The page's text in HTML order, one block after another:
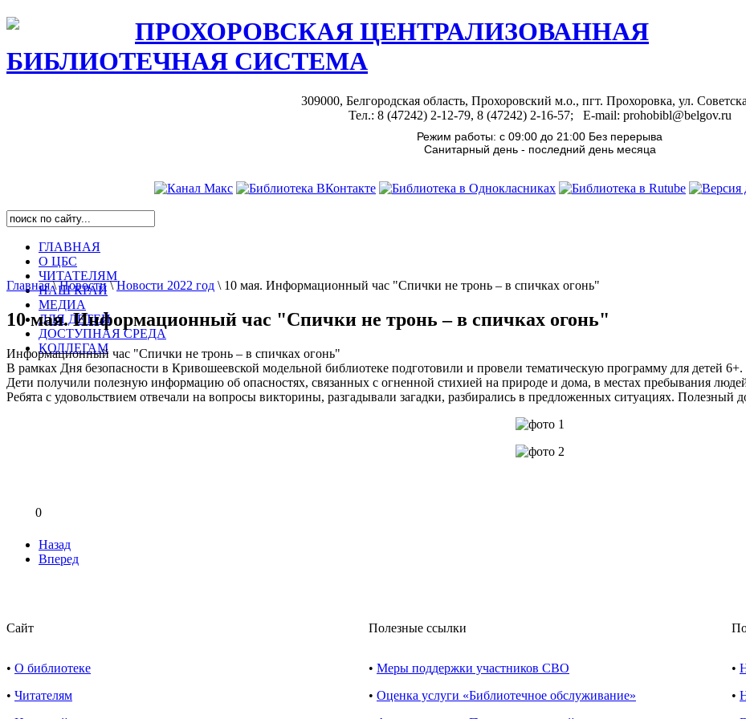
ПРОХОРОВСКАЯ ЦЕНТРАЛИЗОВАННАЯ
БИБЛИОТЕЧНАЯ СИСТЕМА
309000, Белгородская область, Прохоровский м.о., пгт. Прохоровка, ул.
Тел.: 8 (47242) 2-12-79, 8 (47242) 2-16-57; E-mail: prohobibl@belgov.ru
Режим работы: с 09:00 до 21:00 Без перерыва
Санитарный день - последний день месяца
ГЛАВНАЯ
О ЦБС
ЧИТАТЕЛЯМ
НАШ КРАЙ
МЕДИА
ДЛЯ ДЕТЕЙ
ДОСТУПНАЯ СРЕДА
КОЛЛЕГАМ
Главная\Новости\Новости 2022 год \ 10 мая. Информационный час "Спички не тронь – в спичках огонь"
10 мая. Информационный час "Спички не тронь – в спичках огонь"
Информационный час "Спички не тронь – в спичках огонь"
В рамках Дня безопасности в Кривошеевской модельной библиотеке подготовили и провели тематическую программу для детей 6+.
Дети получили полезную информацию об опасностях, связанных с огненной стихией на природе и дома, в местах пребывания
Ребята с удовольствием отвечали на вопросы викторины, разгадывали загадки, разбирались в предложенных ситуациях. Полезный
0
Назад
Вперед
Сайт Полезные ссылки
• О библиотеке
• Читателям
• Меры поддержки участников СВО
• Оценка услуги «Библиотечное обслуживание»
•
•